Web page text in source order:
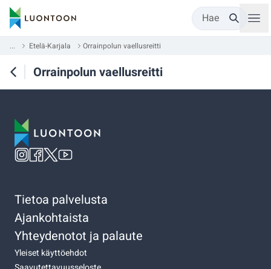
Hae
... Etelä-Karjala Orrainpolun vaellusreitti
Orrainpolun vaellusreitti
Tietoa palvelusta
Ajankohtaista
Yhteydenotot ja palaute
Yleiset käyttöehdot